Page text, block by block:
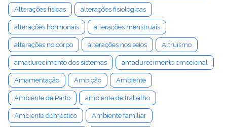
Alterações físicas alterações fisiológicas
alterações hormonais alterações menstruais
alterações no corpo alterações nos seios Altruísmo
amadurecimento dos sistemas amadurecimento emocional
Amamentação Ambição Ambiente
Ambiente de Parto ambiente de trabalho
Ambiente doméstico Ambiente familiar